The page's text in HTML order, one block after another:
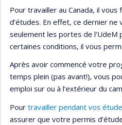
Pour travailler au Canada, il vous
d’études. En effet, ce dernier ne
seulement les portes de l’UdeM
certaines conditions, il vous
Après avoir commencé votre
temps plein (pas avant!), vous
emploi sur ou à l’extérieur du
Pour travailler pendant vos
assurer que votre permis